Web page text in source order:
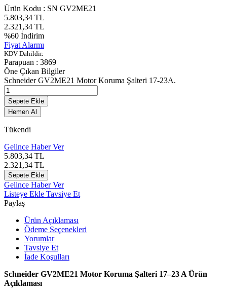
Ürün Kodu : SN GV2ME21
5.803,34 TL
2.321,34 TL
%60 İndirim
Fiyat Alarmı
KDV Dahildir.
Parapuan : 3869
Öne Çıkan Bilgiler
Schneider GV2ME21 Motor Koruma Şalteri 17-23A.
Sepete Ekle
Hemen Al
Tükendi
Gelince Haber Ver
5.803,34 TL
2.321,34 TL
Sepete Ekle
Gelince Haber Ver
Listeye Ekle Tavsiye Et
Paylaş
Ürün Açıklaması
Ödeme Seçenekleri
Yorumlar
Tavsiye Et
İade Koşulları
Schneider GV2ME21 Motor Koruma Şalteri 17–23 A Ürün
Açıklaması